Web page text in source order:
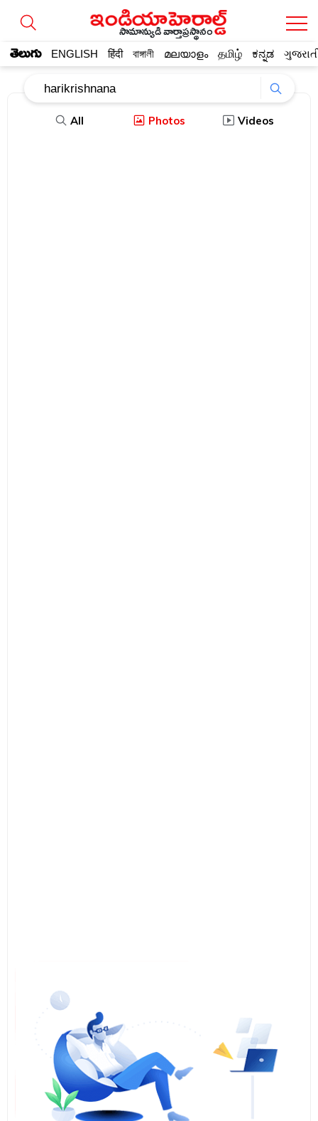
సామాన్యుడి వార్తాప్రస్థానం
తెలుగు ENGLISH हिंदी বাঙ্গালী മലയാളം தமிழ் ಕನ್ನಡ
All Photos Videos